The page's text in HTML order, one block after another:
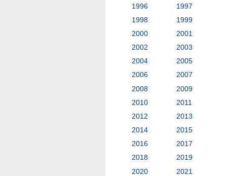
1996
1997
1998
1999
2000
2001
2002
2003
2004
2005
2006
2007
2008
2009
2010
2011
2012
2013
2014
2015
2016
2017
2018
2019
2020
2021